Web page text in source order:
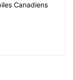
Canadiens